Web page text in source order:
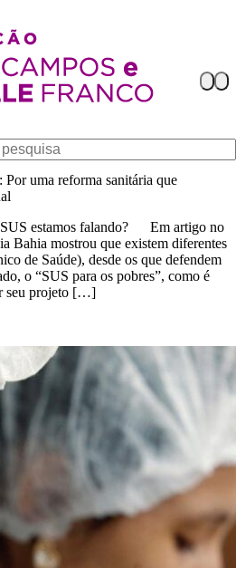
Por uma reforma sanitária que
estamos falando? Em artigo no
Bahia mostrou que existem diferentes
de Saúde), desde os que defendem
o “SUS para os pobres”, como é
seu projeto […]